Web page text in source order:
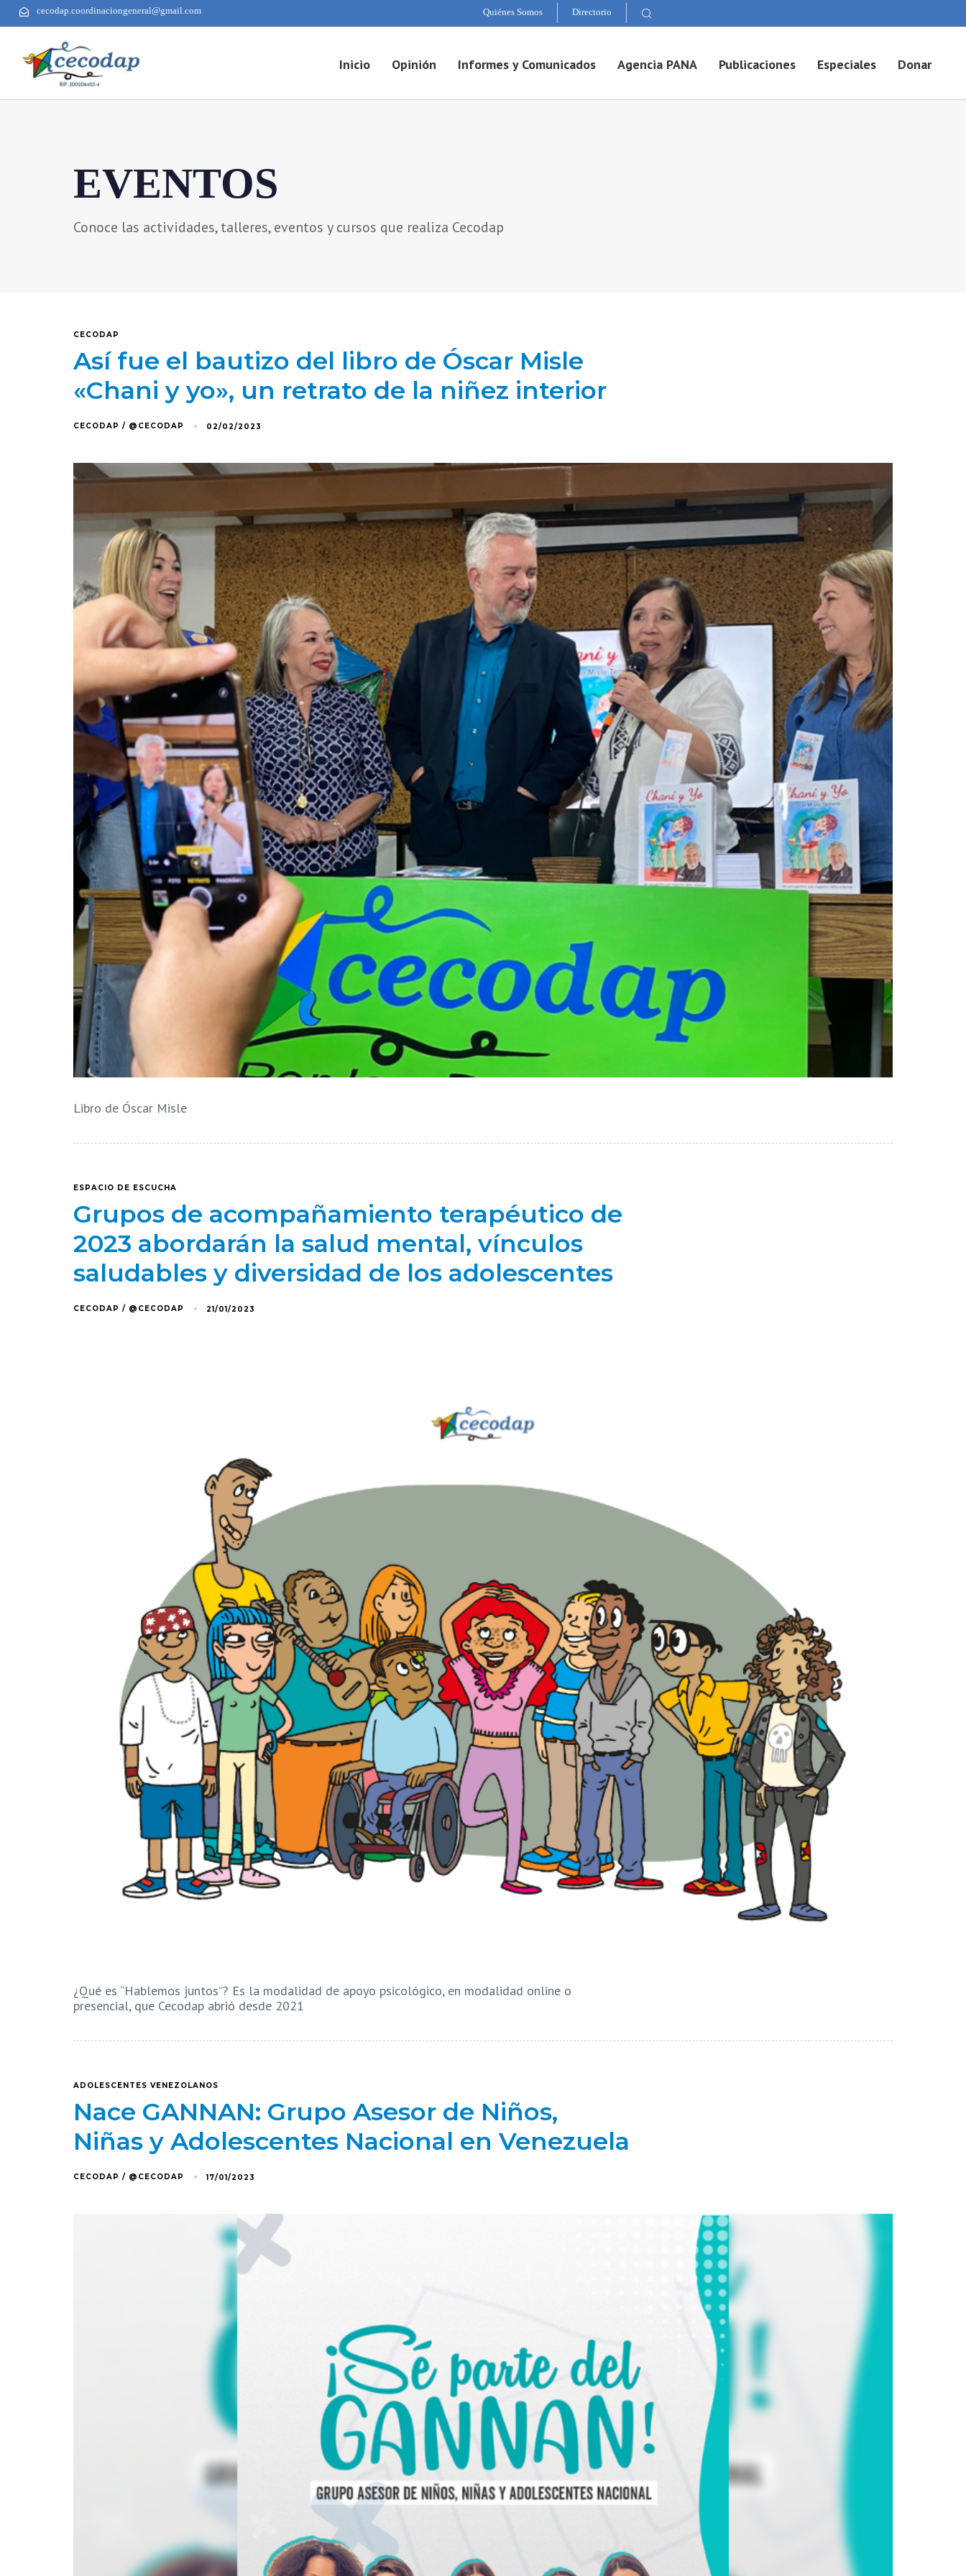
cecodap.coordinaciongeneral@gmail.com Quiénes Somos Directorio
Inicio Opinión Informes y Comunicados Agencia PANA Publicaciones Especiales Donar
EVENTOS
Conoce las actividades, talleres, eventos y cursos que realiza Cecodap
CECODAP
Así fue el bautizo del libro de Óscar Misle
«Chani y yo», un retrato de la niñez interior
CECODAP / @CECODAP 02/02/2023
Libro de Óscar Misle
ESPACIO DE ESCUCHA
Grupos de acompañamiento terapéutico de
2023 abordarán la salud mental, vínculos
saludables y diversidad de los adolescentes
CECODAP / @CECODAP 21/01/2023
¿Qué es “Hablemos juntos”? Es la modalidad de apoyo psicológico, en modalidad online o
presencial, que Cecodap abrió desde 2021
ADOLESCENTES VENEZOLANOS
Nace GANNAN: Grupo Asesor de Niños,
Niñas y Adolescentes Nacional en Venezuela
CECODAP / @CECODAP 17/01/2023